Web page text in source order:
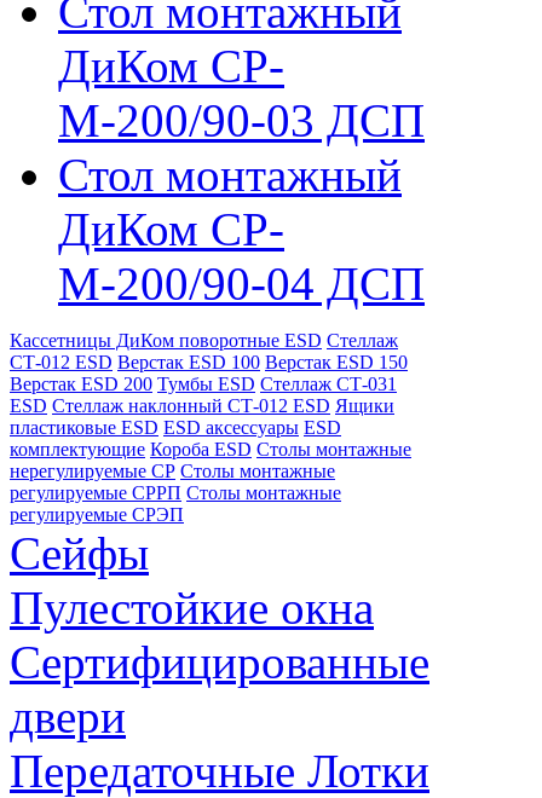
Стол монтажный
ДиКом СР-
М-200/90-03 ДСП
Стол монтажный
ДиКом СР-
М-200/90-04 ДСП
Кассетницы ДиКом поворотные ESD Стеллаж
СТ-012 ESD Верстак ESD 100 Верстак ESD 150
Верстак ESD 200 Тумбы ESD Стеллаж СТ-031
ESD Стеллаж наклонный СТ-012 ESD Ящики
пластиковые ESD ESD аксессуары ESD
комплектующие Короба ESD Столы монтажные
нерегулируемые СР Столы монтажные
регулируемые СРРП Столы монтажные
регулируемые СРЭП
Сейфы
Пулестойкие окна
Сертифицированные
двери
Передаточные Лотки